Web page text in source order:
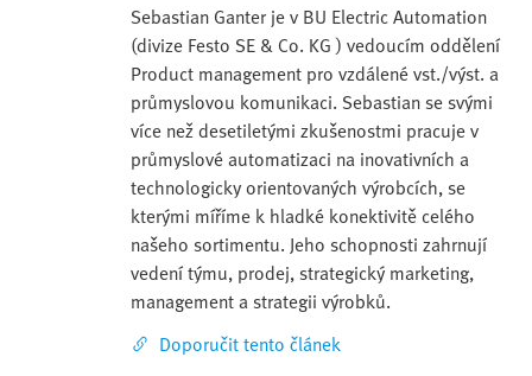
Sebastian Ganter je v BU Electric Automation
(divize Festo SE & Co. KG ) vedoucím oddělení
Product management pro vzdálené vst./výst. a
průmyslovou komunikaci. Sebastian se svými
více než desetiletými zkušenostmi pracuje v
průmyslové automatizaci na inovativních a
technologicky orientovaných výrobcích, se
kterými míříme k hladké konektivitě celého
našeho sortimentu. Jeho schopnosti zahrnují
vedení týmu, prodej, strategický marketing,
management a strategii výrobků.
Doporučit tento článek